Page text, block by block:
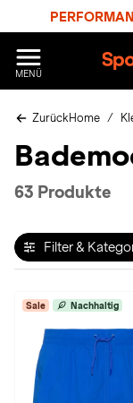
MENÜ
p
r
S
h
k
ZurückHome
63 Produkte
Filter &
Sale Nachhaltig